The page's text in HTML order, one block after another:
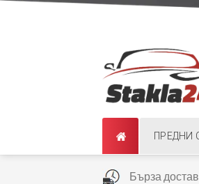
ПРЕДНИ
Бърза